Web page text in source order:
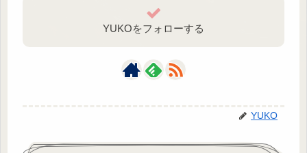
YUKOをフォローする
YUKO